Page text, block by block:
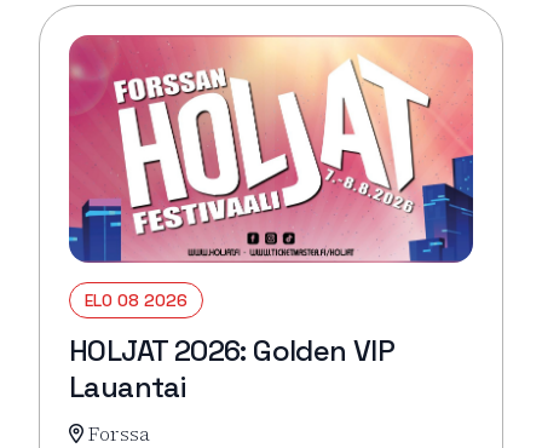
ELO 08 2026
HOLJAT 2026: Golden VIP
Lauantai
Forssa